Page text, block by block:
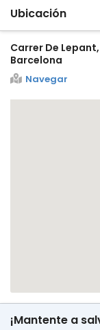
Ubicación
Carrer De
Barcelona
Navegar
¡Mantente a